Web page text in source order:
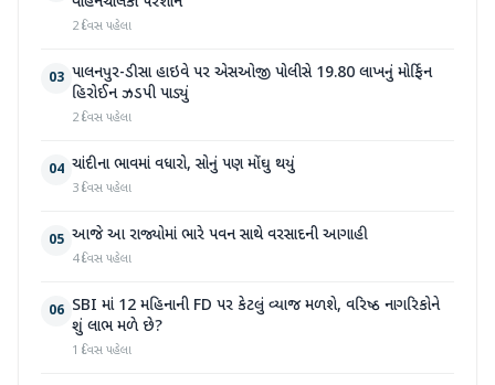
2 દિવસ પહેલા
03 પાલનપુર-ડીસા હાઇવે પર એસઓજી પોલીસે 19.80 લાખનું મોર્ફિન
હિરોઈન ઝડપી પાડ્યું
2 દિવસ પહેલા
04 ચાંદીના ભાવમાં વધારો, સોનું પણ મોંઘુ થયું
3 દિવસ પહેલા
05 આજે આ રાજ્યોમાં ભારે પવન સાથે વરસાદની આગાહી
4 દિવસ પહેલા
06 SBI માં 12 મહિનાની FD પર કેટલું વ્યાજ મળશે, વરિષ્ઠ નાગરિકોને
શું લાભ મળે છે?
1 દિવસ પહેલા